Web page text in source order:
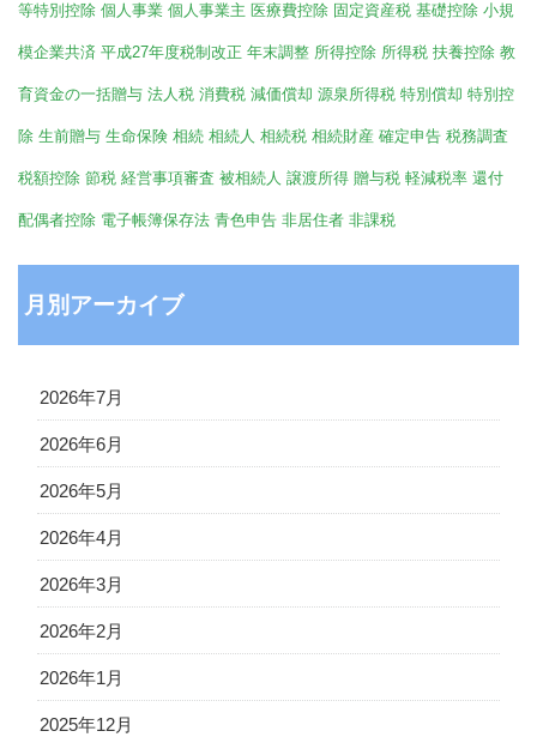
等特別控除 個人事業 個人事業主 医療費控除 固定資産税 基礎控除 小規
模企業共済 平成27年度税制改正 年末調整 所得控除 所得税 扶養控除 教
育資金の一括贈与 法人税 消費税 減価償却 源泉所得税 特別償却 特別控
除 生前贈与 生命保険 相続 相続人 相続税 相続財産 確定申告 税務調査
税額控除 節税 経営事項審査 被相続人 譲渡所得 贈与税 軽減税率 還付
配偶者控除 電子帳簿保存法 青色申告 非居住者 非課税
月別アーカイブ
2026年7月
2026年6月
2026年5月
2026年4月
2026年3月
2026年2月
2026年1月
2025年12月